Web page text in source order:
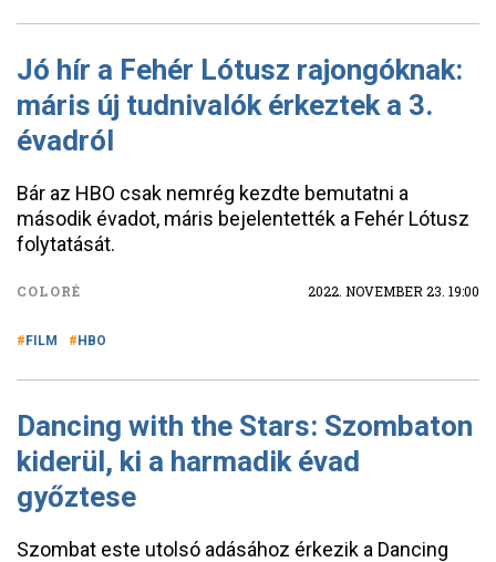
Jó hír a Fehér Lótusz rajongóknak:
máris új tudnivalók érkeztek a 3.
évadról
Bár az HBO csak nemrég kezdte bemutatni a
második évadot, máris bejelentették a Fehér Lótusz
folytatását.
COLORÉ 2022. NOVEMBER 23. 19:00
FILM HBO
Dancing with the Stars: Szombaton
kiderül, ki a harmadik évad
győztese
Szombat este utolsó adásához érkezik a Dancing